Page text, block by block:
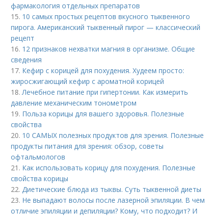
фармакология отдельных препаратов
15. 10 самых простых рецептов вкусного тыквенного
пирога. Американский тыквенный пирог — классический
рецепт
16. 12 признаков нехватки магния в организме. Общие
сведения
17. Кефир с корицей для похудения. Худеем просто:
жиросжигающий кефир с ароматной корицей
18. Лечебное питание при гипертонии. Как измерить
давление механическим тонометром
19. Польза корицы для вашего здоровья. Полезные
свойства
20. 10 САМЫХ полезных продуктов для зрения. Полезные
продукты питания для зрения: обзор, советы
офтальмологов
21. Как использовать корицу для похудения. Полезные
свойства корицы
22. Диетические блюда из тыквы. Суть тыквенной диеты
23. Не выпадают волосы после лазерной эпиляции. В чем
отличие эпиляции и депиляции? Кому, что подходит? И